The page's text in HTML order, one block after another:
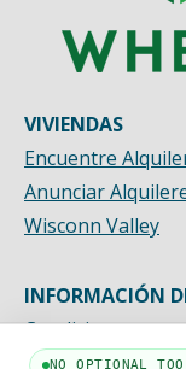
VIVIENDAS
Encuentre
Anunciar
Wisconn Valley
INFORMACIÓN
Condiciones
Privacidad
NO OPTIONAL